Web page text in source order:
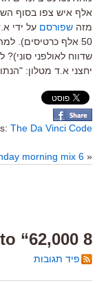
אלף איש צפו בסוף
מזה שפורסם על ידי
50 אלף כרטיסים).
שדווח לאולפני סוני)?
יחצני א.ד מטלון: "הנתונים
The Da Vinci Code
«
morning mix 6
8 Responses to “62,000”
פיד תגובות